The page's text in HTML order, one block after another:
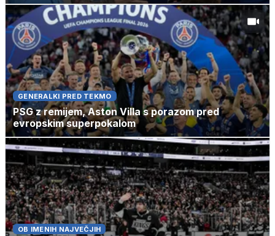
GENERALKI PRED TEKMO
PSG z remijem, Aston Villa s porazom pred
evropskim superpokalom
OB IMENIH NAJVEČJIH